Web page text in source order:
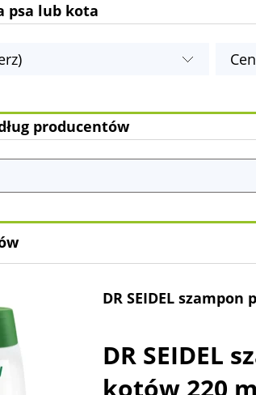
psa lub kota
producentów
DR SEIDEL
DR SEIDEL